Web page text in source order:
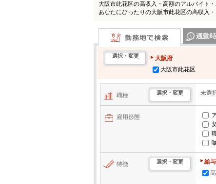
大阪市此花区の高収入・高額のアルバイト
あなたにぴったりの大阪市此花区の高収入
勤務地で検索
選択・変更
大阪府
大阪市此花区
職種 選択・変更 未選
雇用形態
特徴 選択・変更
給与